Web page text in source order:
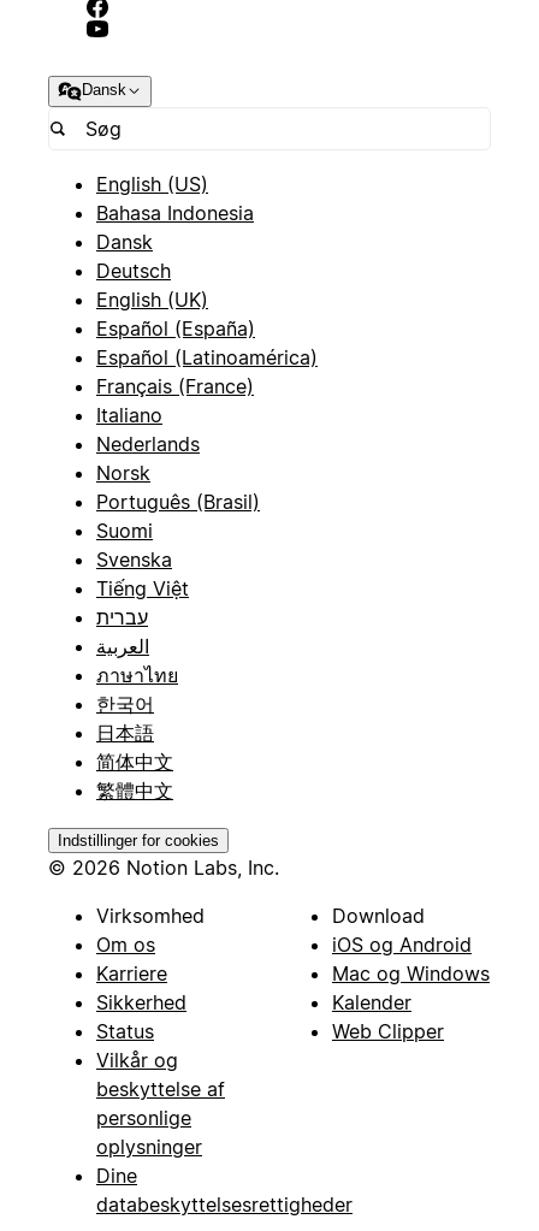
Dansk
English (US)
Bahasa Indonesia
Dansk
Deutsch
English (UK)
Español (España)
Español (Latinoamérica)
Français (France)
Italiano
Nederlands
Norsk
Português (Brasil)
Suomi
Svenska
Tiếng Việt
עברית
العربية
ภาษาไทย
한국어
日本語
简体中文
繁體中文
Indstillinger for cookies
© 2026 Notion Labs, Inc.
Virksomhed
Om os
Karriere
Sikkerhed
Status
Vilkår og
beskyttelse af
personlige
oplysninger
Dine
databeskyttelsesrettigheder
Download
iOS og Android
Mac og Windows
Kalender
Web Clipper